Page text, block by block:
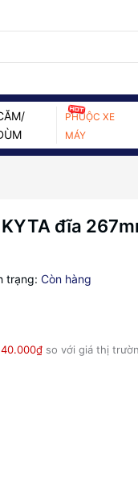
PHUỘC XE
MÁY
đĩa
trạng: Còn hàng
so với giá thị